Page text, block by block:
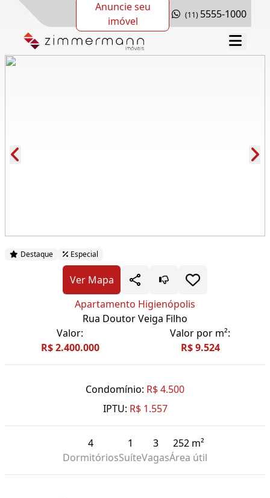
Anuncie seu
imóvel
(11) 5555-1000
Destaque Especial
Ver Mapa
Apartamento Higienópolis
Rua Doutor Veiga Filho
Valor:
R$ 2.400.000
Valor por m²:
R$ 9.524
Condomínio: R$ 4.500
IPTU: R$ 1.557
4
Dormitórios
1
Suíte
3
Vagas
252 m²
Área útil